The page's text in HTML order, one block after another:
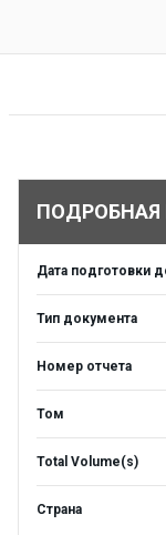
Дата подготовки
Тип документа
Номер отчета
Том
Total Volume(s)
Страна